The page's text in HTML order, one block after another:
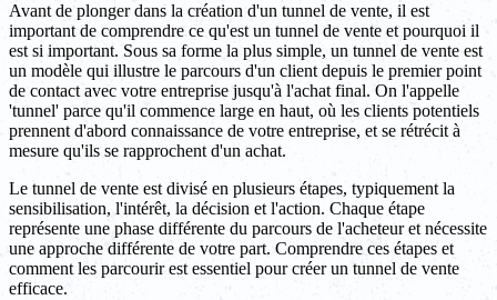
Avant de plonger dans la création d'un tunnel de vente, il est
important de comprendre ce qu'est un tunnel de vente et pourquoi il
est si important. Sous sa forme la plus simple, un tunnel de vente est
un modèle qui illustre le parcours d'un client depuis le premier point
de contact avec votre entreprise jusqu'à l'achat final. On l'appelle
'tunnel' parce qu'il commence large en haut, où les clients potentiels
prennent d'abord connaissance de votre entreprise, et se rétrécit à
mesure qu'ils se rapprochent d'un achat.
Le tunnel de vente est divisé en plusieurs étapes, typiquement la
sensibilisation, l'intérêt, la décision et l'action. Chaque étape
représente une phase différente du parcours de l'acheteur et nécessite
une approche différente de votre part. Comprendre ces étapes et
comment les parcourir est essentiel pour créer un tunnel de vente
efficace.